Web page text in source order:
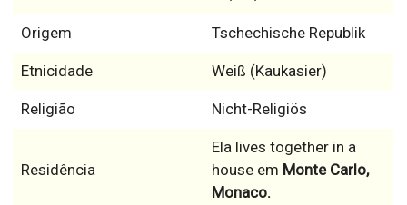
Origem Tschechische Republik
Etnicidade Weiß (Kaukasier)
Religião Nicht-Religiös
Residência
Ela lives together in a
house em Monte Carlo,
Monaco.